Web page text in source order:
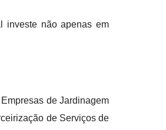
investe não apenas em
de Jardinagem
de Serviços de